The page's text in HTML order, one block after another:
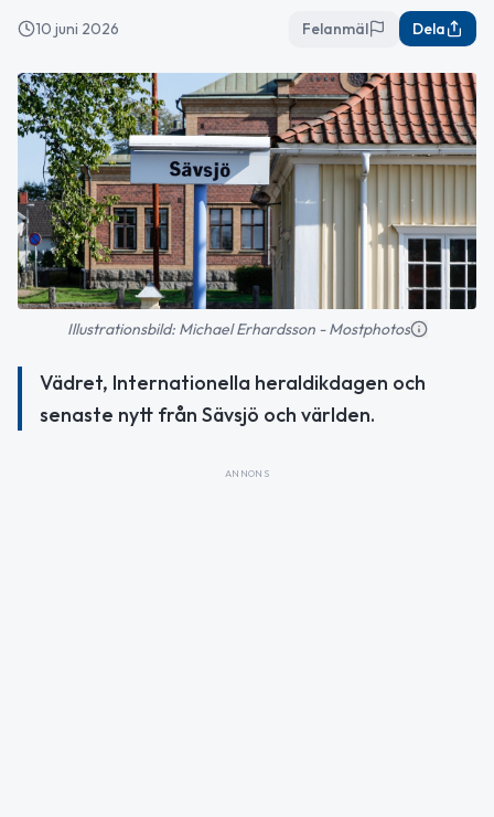
10 juni 2026 Felanmäl Dela
Illustrationsbild: Michael Erhardsson - Mostphotos
Vädret, Internationella heraldikdagen och
senaste nytt från Sävsjö och världen.
ANNONS